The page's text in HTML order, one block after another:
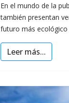
En el mundo de la
también presentan
futuro más ecológico
Leer más...